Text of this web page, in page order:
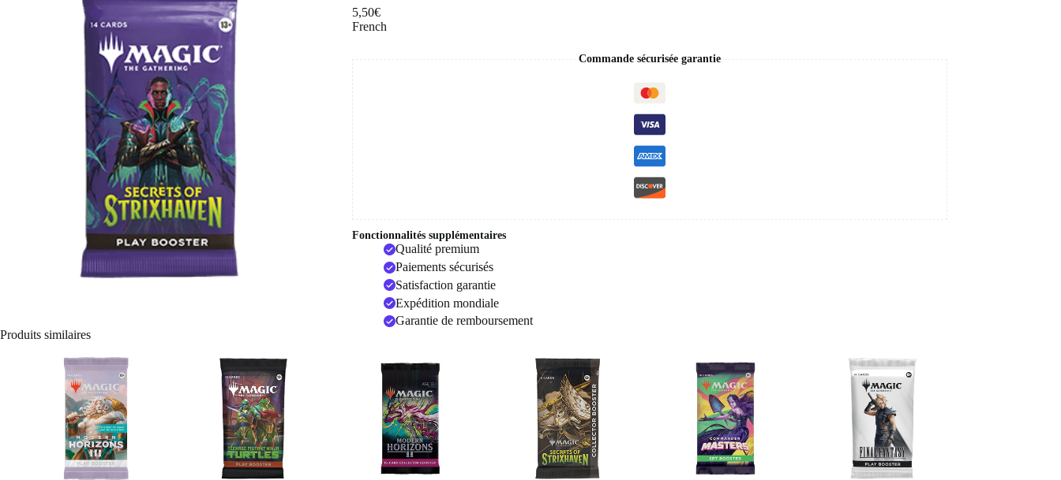
5,50€
French
Commande sécurisée garantie
Fonctionnalités supplémentaires
Qualité premium
Paiements sécurisés
Satisfaction garantie
Expédition mondiale
Garantie de remboursement
Produits similaires